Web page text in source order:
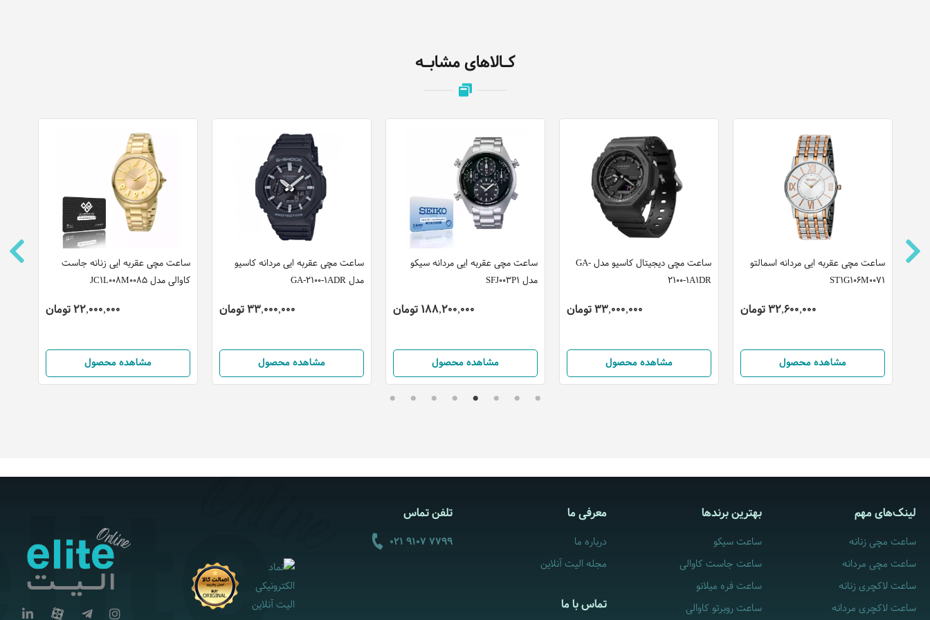
کـالاهای مشابـه
ساعت مچی عقربه ایی زنانه جاست
کاوالی مدل JC1L008M0085
22,000,000 تومان
مشاهده محصول
ساعت مچی عقربه ایی مردانه کاسیو
مدل GA-2100-1ADR
33,000,000 تومان
مشاهده محصول
ساعت مچی عقربه ایی مردانه سیکو
مدل SFJ003P1
188,200,000 تومان
مشاهده محصول
ساعت مچی دیجیتال کاسیو مدل GA-
2100-1A1DR
33,000,000 تومان
مشاهده محصول
ساعت مچی عقربه ایی مردانه اسمالتو
ST1G106M0071
32,600,000 تومان
مشاهده محصول
لینک‌های مهم
ساعت مچی زنانه
ساعت مچی مردانه
ساعت لاکچری زنانه
ساعت لاکچری مردانه
بهترین برندها
ساعت سیکو
ساعت جاست کاوالی
ساعت فره میلانو
ساعت روبرتو کاوالی
معرفی ما
درباره ما
مجله الیت آنلاین
تماس با ما
تلفن تماس
021 9107 7799